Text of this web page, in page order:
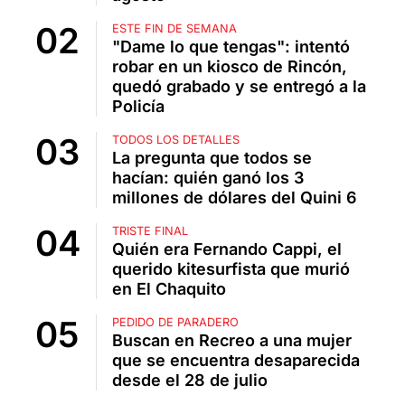
ESTE FIN DE SEMANA
"Dame lo que tengas": intentó
robar en un kiosco de Rincón,
quedó grabado y se entregó a la
Policía
TODOS LOS DETALLES
La pregunta que todos se
hacían: quién ganó los 3
millones de dólares del Quini 6
TRISTE FINAL
Quién era Fernando Cappi, el
querido kitesurfista que murió
en El Chaquito
PEDIDO DE PARADERO
Buscan en Recreo a una mujer
que se encuentra desaparecida
desde el 28 de julio